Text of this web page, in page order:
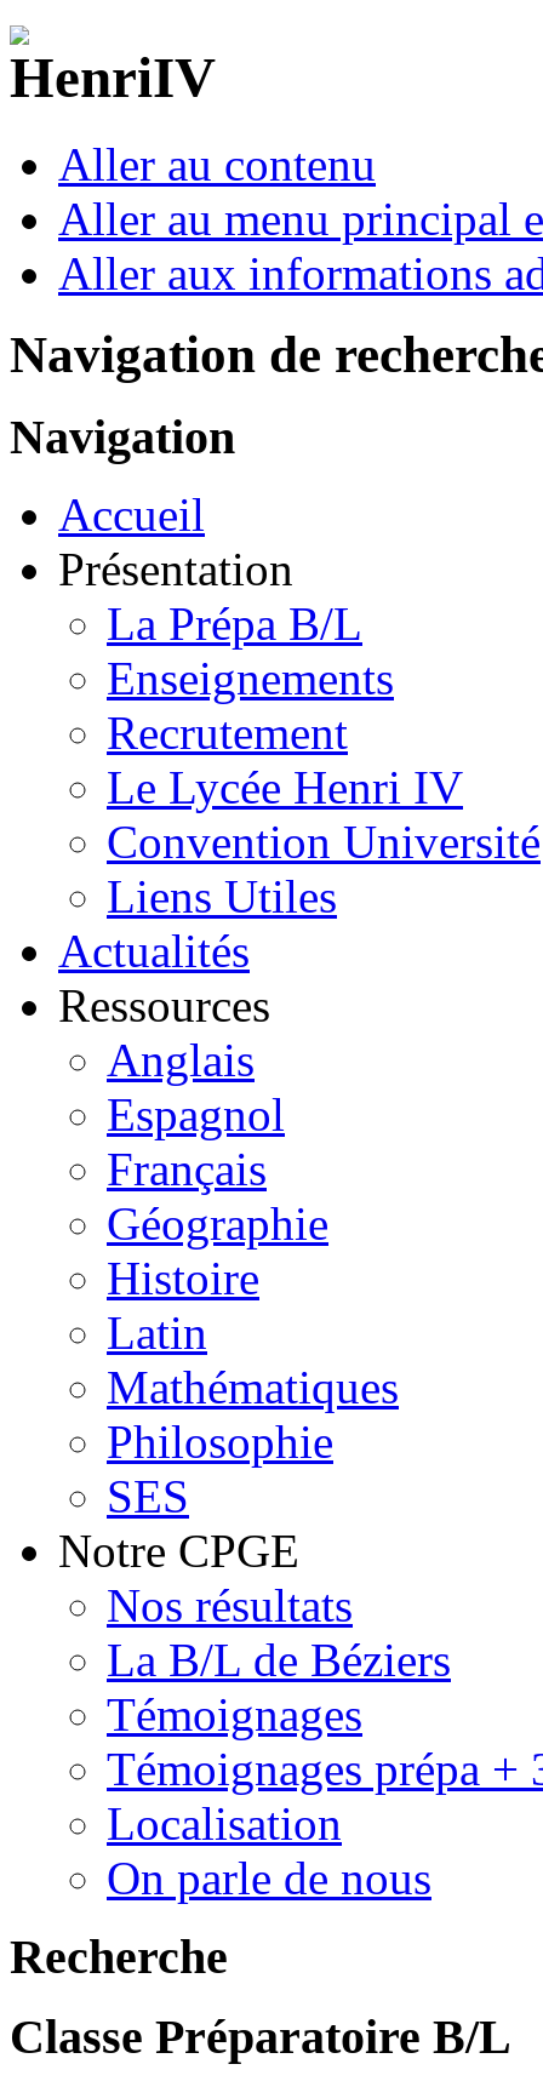
Aller au contenu
Aller au menu principal
Aller aux informations
Navigation de
Navigation
Accueil
Présentation
La Prépa B/L
Enseignements
Recrutement
Le Lycée Henri IV
Convention Université
Liens Utiles
Actualités
Ressources
Anglais
Espagnol
Français
Géographie
Histoire
Latin
Mathématiques
Philosophie
SES
Notre CPGE
Nos résultats
La B/L de Béziers
Témoignages
Témoignages prépa +
Localisation
On parle de nous
Recherche
Classe Préparatoire B/L